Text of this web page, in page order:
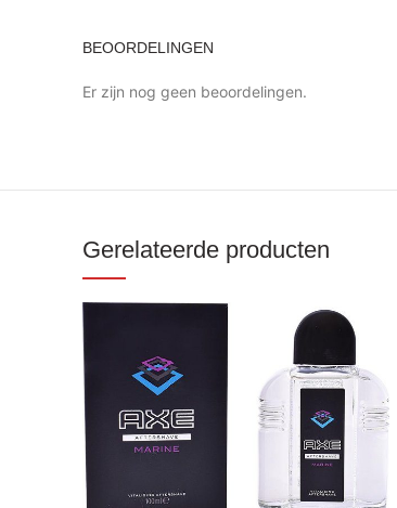
BEOORDELINGEN
Er zijn nog geen beoordelingen.
Gerelateerde producten